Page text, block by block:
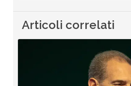
Articoli correlati